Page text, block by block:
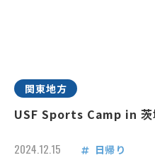
関東地方
USF Sports Camp in
2024.12.15 日帰り